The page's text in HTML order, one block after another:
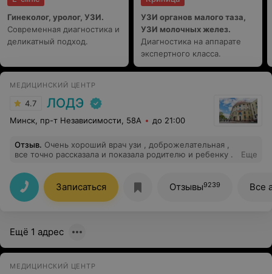
Гинеколог, уролог, УЗИ.
Современная диагностика и
деликатный подход.
УЗИ органов малого таза,
УЗИ молочных желез.
Диагностика на аппарате
экспертного класса.
МЕДИЦИНСКИЙ ЦЕНТР
4.7 ЛОДЭ
Минск, пр-т Независимости, 58А до 21:00
Отзыв. Очень хороший врач узи , доброжелательная ,
все точно рассказала и показала родителю и ребенку .
Еще
Записаться Отзывы9239 Все
Ещё 1 адрес
МЕДИЦИНСКИЙ ЦЕНТР